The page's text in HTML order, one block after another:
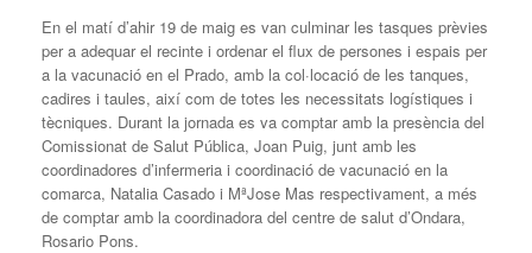
En el matí d’ahir 19 de maig es van culminar les tasques prèvies
per a adequar el recinte i ordenar el flux de persones i espais per
a la vacunació en el Prado, amb la col·locació de les tanques,
cadires i taules, així com de totes les necessitats logístiques i
tècniques. Durant la jornada es va comptar amb la presència del
Comissionat de Salut Pública, Joan Puig, junt amb les
coordinadores d’infermeria i coordinació de vacunació en la
comarca, Natalia Casado i MªJose Mas respectivament, a més
de comptar amb la coordinadora del centre de salut d’Ondara,
Rosario Pons.